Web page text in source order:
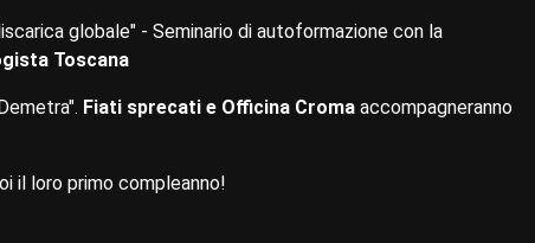
globale" - Seminario di autoformazione con la
Toscana
Fiati sprecati e Officina Croma accompagneranno
il loro primo compleanno!